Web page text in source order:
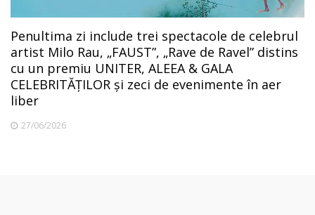
Penultima zi include trei spectacole de celebrul
artist Milo Rau, „FAUST”, „Rave de Ravel” distins
cu un premiu UNITER, ALEEA & GALA
CELEBRITĂȚILOR și zeci de evenimente în aer
liber
27/06/2026